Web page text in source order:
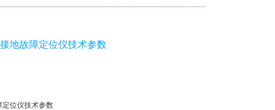
地故障定位仪技术参数
定位仪技术参数